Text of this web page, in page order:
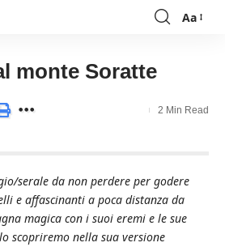
Font
Aa
monte Soratte
2 Min Read
serale da non perdere per godere
e affascinanti a poca distanza da
magica con i suoi eremi e le sue
scopriremo nella sua versione